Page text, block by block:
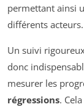
permettant ainsi
différents acteurs.
Un suivi
donc
mesurer les
régressions.